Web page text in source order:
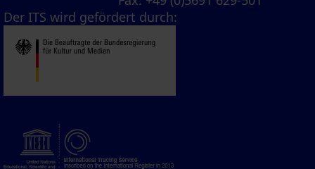
Der ITS wird gefördert durch: